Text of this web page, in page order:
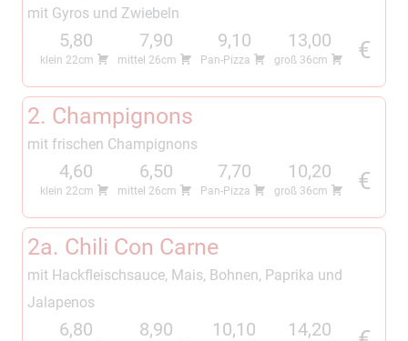
mit Gyros und Zwiebeln
5,80
klein 22cm
7,90
mittel 26cm
9,10
Pan-Pizza
13,00
groß 36cm €
2. Champignons
mit frischen Champignons
4,60
klein 22cm
6,50
mittel 26cm
7,70
Pan-Pizza
10,20
groß 36cm €
2a. Chili Con Carne
mit Hackfleischsauce, Mais, Bohnen, Paprika und
Jalapenos
6,80 8,90 10,10 14,20